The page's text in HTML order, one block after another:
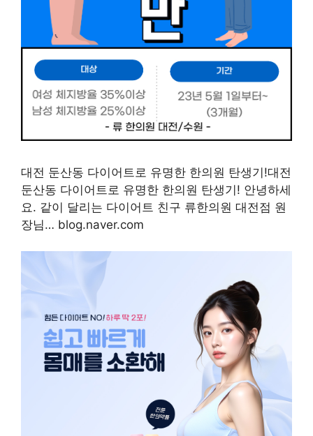
대전 둔산동 다이어트로 유명한 한의원 탄생기!대전
둔산동 다이어트로 유명한 한의원 탄생기! 안녕하세
요. 같이 달리는 다이어트 친구 류한의원 대전점 원
장님… blog.naver.com